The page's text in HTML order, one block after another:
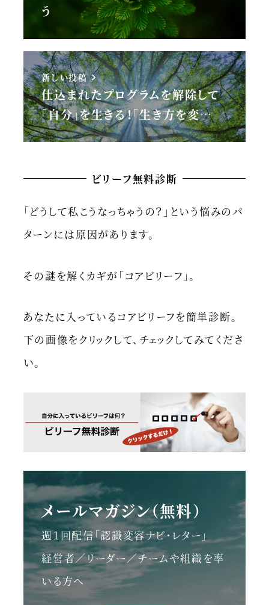
う
新しい投稿
仕込まれたプログラムを解除して
「自分」を生きる！「生き方を変…
ビリーフ無料診断
「どうして私こうなっちゃうの？」という悩みのパ
ターンには原因があります。
その謎を解くカギが「コアビリーフ」。
あなたに入っているコアビリーフを簡単診断。
下の画像をクリックして、チェックしてみてくださ
い。
メールマガジン（無料）
週１回配信「認識変容ナビ・レター」
経営者／リーダー／チームや組織を率
いる方へ